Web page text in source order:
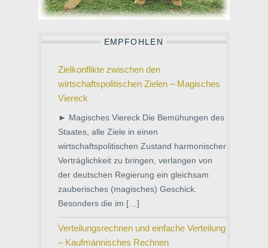
EMPFOHLEN
Zielkonflikte zwischen den
wirtschaftspolitischen Zielen – Magisches
Viereck
► Magisches Viereck Die Bemühungen des
Staates, alle Ziele in einen
wirtschaftspolitischen Zustand harmonischer
Verträglichkeit zu bringen, verlangen von
der deutschen Regierung ein gleichsam
zauberisches (magisches) Geschick.
Besonders die im […]
Verteilungsrechnen und einfache Verteilung
– Kaufmännisches Rechnen